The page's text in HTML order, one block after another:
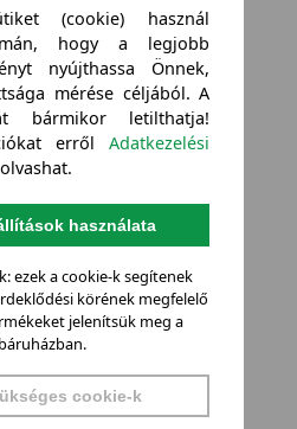
(cookie) használ
hogy a legjobb
nyújthassa Önnek,
mérése céljából. A
bármikor letilthatja!
errőlAdatkezelési
használata
ezek a cookie-k segítenek
körének megfelelő
jelenítsük meg a
cookie-k